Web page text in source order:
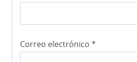
Correo electrónico *